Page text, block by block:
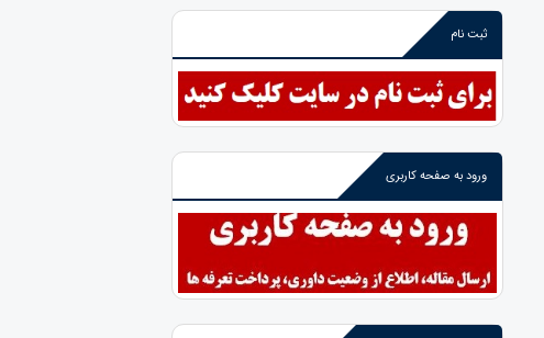
ثبت نام
ورود به صفحه کاربری